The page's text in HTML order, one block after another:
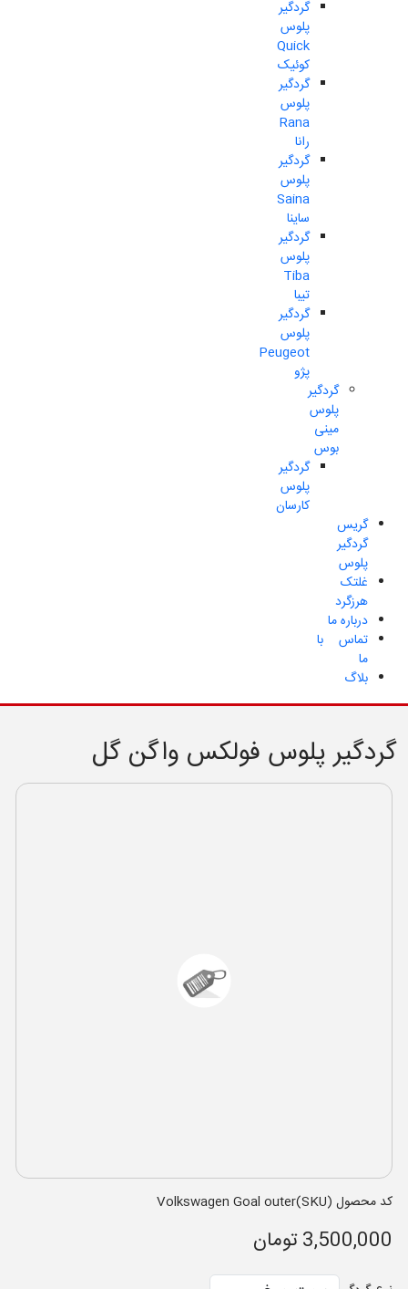
گردگیر
پلوس
Quick
کوئیک
گردگیر
پلوس
Rana
رانا
گردگیر
پلوس
Saina
ساینا
گردگیر
پلوس
Tiba
تیبا
گردگیر
پلوس
Peugeot
پژو
گردگیر
پلوس
مینی
بوس
گردگیر
پلوس
کارسان
گریس
گردگیر
پلوس
غلتک
هرزگرد
درباره ما
تماس با
ما
بلاگ
گردگیر پلوس فولکس واگن گل
کد محصول (SKU)Volkswagen Goal outer
3,500,000 تومان